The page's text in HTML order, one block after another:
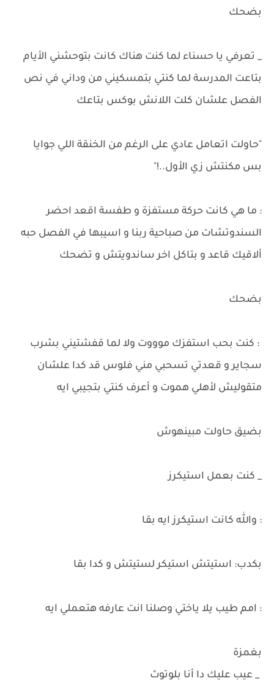
بضحك
_ تعرفي يا حسناء لما كنت هناك كانت بتوحشني الأيام
بتاعت المدرسة لما كنتي بتمسكيني من وداني في نص
الفصل علشان كلت اللانش بوكس بتاعك
"حاولت اتعامل عادي على الرغم من الخنقة اللي جوايا
بس مكنتش زي الأول..!"
: ما هي كانت حركة مستفزة و طفسة اقعد احضر
السندوتشات من صباحية ربنا و اسيبها في الفصل حبه
ألاقيك قاعد و بتاكل اخر ساندويتش و تضحك
بضحك
: كنت بحب استفزك موووت ولا لما قفشتيني بشرب
سجاير و قعدتي تسحبي مني فلوس قد كدا علشان
متقوليش لأهلي هموت و أعرف كنتي بتجيبي ايه
بضيق حاولت مبينهوش
_ كنت بعمل استيكرز
: والله كانت استيكرز ايه بقا
بكدب: استيتش استيكر لستيتش و كدا بقا
: امم طيب يلا ياختي وصلنا انت عارفه هتعملي ايه
بغمزة
_ عيب عليك دا أنا بلوتوث